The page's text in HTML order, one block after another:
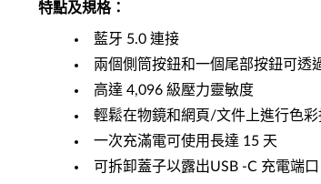
特點及規格：
藍牙 5.0 連接
兩個側筒按鈕和一個尾部按鈕可透
高達 4,096 級壓力靈敏度
輕鬆在物鏡和網頁/文件上進行色
一次充滿電可使用長達 15 天
可拆卸蓋子以露出USB -C 充電端口